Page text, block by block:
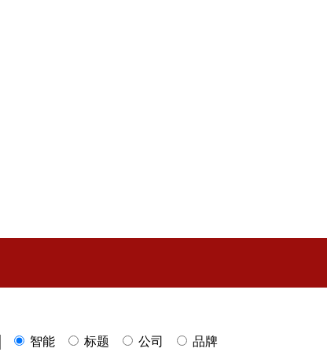
智能
标题 公司
品牌